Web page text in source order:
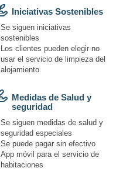
Iniciativas Sostenibles
Se siguen iniciativas
sostenibles
Los clientes pueden elegir no
usar el servicio de limpieza del
alojamiento
Medidas de Salud y
seguridad
Se siguen medidas de salud y
seguridad especiales
Se puede pagar sin efectivo
App móvil para el servicio de
habitaciones